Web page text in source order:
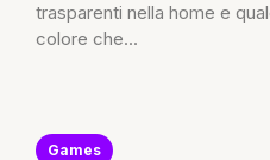
trasparenti nella home e
colore che...
Games